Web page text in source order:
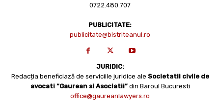
0722.480.707
PUBLICITATE:
publicitate@bistriteanul.ro
JURIDIC:
Redacția beneficiază de serviciile juridice ale Societatii civile de
avocati “Gaurean si Asociatii” din Baroul Bucuresti
office@gaureanlawyers.ro